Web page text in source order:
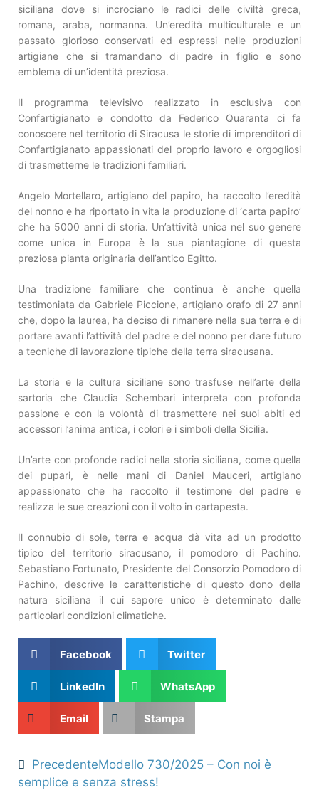
siciliana dove si incrociano le radici delle civiltà greca,
romana, araba, normanna. Un’eredità multiculturale e un
passato glorioso conservati ed espressi nelle produzioni
artigiane che si tramandano di padre in figlio e sono
emblema di un’identità preziosa.
Il programma televisivo realizzato in esclusiva con
Confartigianato e condotto da Federico Quaranta ci fa
conoscere nel territorio di Siracusa le storie di imprenditori di
Confartigianato appassionati del proprio lavoro e orgogliosi
di trasmetterne le tradizioni familiari.
Angelo Mortellaro, artigiano del papiro, ha raccolto l’eredità
del nonno e ha riportato in vita la produzione di ‘carta papiro’
che ha 5000 anni di storia. Un’attività unica nel suo genere
come unica in Europa è la sua piantagione di questa
preziosa pianta originaria dell’antico Egitto.
Una tradizione familiare che continua è anche quella
testimoniata da Gabriele Piccione, artigiano orafo di 27 anni
che, dopo la laurea, ha deciso di rimanere nella sua terra e di
portare avanti l’attività del padre e del nonno per dare futuro
a tecniche di lavorazione tipiche della terra siracusana.
La storia e la cultura siciliane sono trasfuse nell’arte della
sartoria che Claudia Schembari interpreta con profonda
passione e con la volontà di trasmettere nei suoi abiti ed
accessori l’anima antica, i colori e i simboli della Sicilia.
Un’arte con profonde radici nella storia siciliana, come quella
dei pupari, è nelle mani di Daniel Mauceri, artigiano
appassionato che ha raccolto il testimone del padre e
realizza le sue creazioni con il volto in cartapesta.
Il connubio di sole, terra e acqua dà vita ad un prodotto
tipico del territorio siracusano, il pomodoro di Pachino.
Sebastiano Fortunato, Presidente del Consorzio Pomodoro di
Pachino, descrive le caratteristiche di questo dono della
natura siciliana il cui sapore unico è determinato dalle
particolari condizioni climatiche.
Facebook Twitter
LinkedIn WhatsApp
Email Stampa
PrecedenteModello 730/2025 – Con noi è
semplice e senza stress!